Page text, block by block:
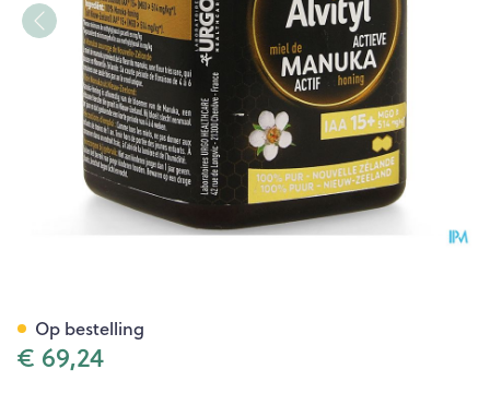
€ 69,24
Op bestelling